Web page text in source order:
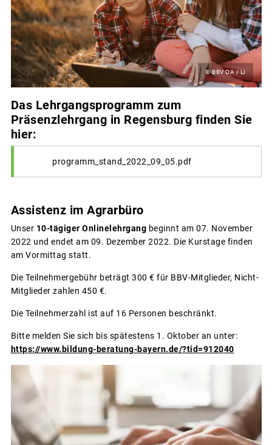
© BBV OA / LI
Das Lehrgangsprogramm zum
Präsenzlehrgang in Regensburg finden Sie
hier:
programm_stand_2022_09_05.pdf
Assistenz im Agrarbüro
Unser 10-tägiger Onlinelehrgang beginnt am 07. November
2022 und endet am 09. Dezember 2022. Die Kurstage finden
am Vormittag statt.
Die Teilnehmergebühr beträgt 300 € für BBV-Mitglieder, Nicht-
Mitglieder zahlen 450 €.
Die Teilnehmerzahl ist auf 16 Personen beschränkt.
Bitte melden Sie sich bis spätestens 1. Oktober an unter:
https://www.bildung-beratung-bayern.de/?tid=912040